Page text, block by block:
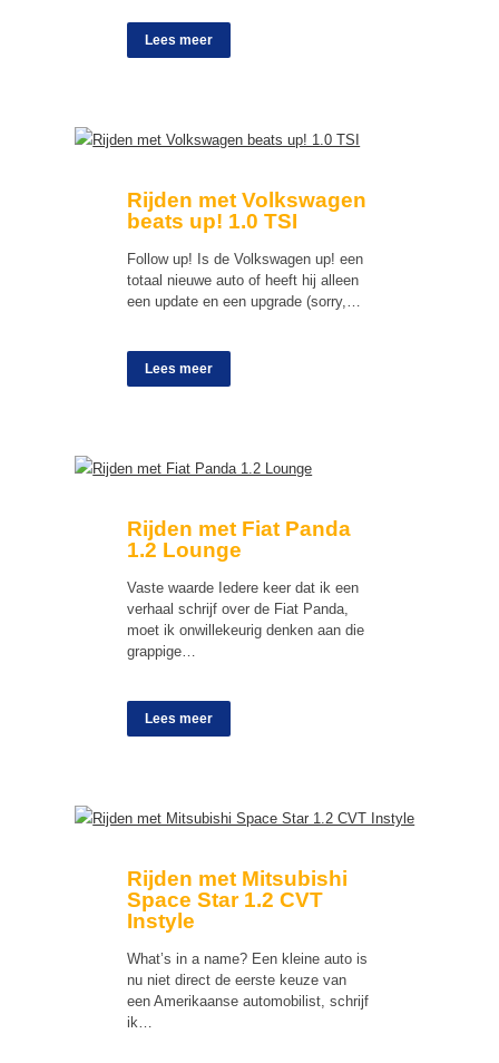
Lees meer
Rijden met Volkswagen
beats up! 1.0 TSI
Follow up! Is de Volkswagen up! een
totaal nieuwe auto of heeft hij alleen
een update en een upgrade (sorry,…
Lees meer
Rijden met Fiat Panda
1.2 Lounge
Vaste waarde Iedere keer dat ik een
verhaal schrijf over de Fiat Panda,
moet ik onwillekeurig denken aan die
grappige…
Lees meer
Rijden met Mitsubishi
Space Star 1.2 CVT
Instyle
What’s in a name? Een kleine auto is
nu niet direct de eerste keuze van
een Amerikaanse automobilist, schrijf
ik…